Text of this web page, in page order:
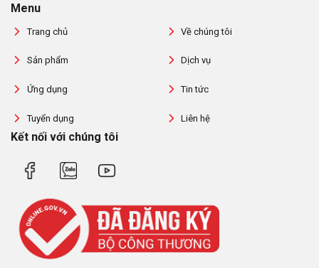
Menu
Trang chủ Về chúng tôi
Sản phẩm Dịch vụ
Ứng dụng Tin tức
Tuyển dụng Liên hệ
Kết nối với chúng tôi